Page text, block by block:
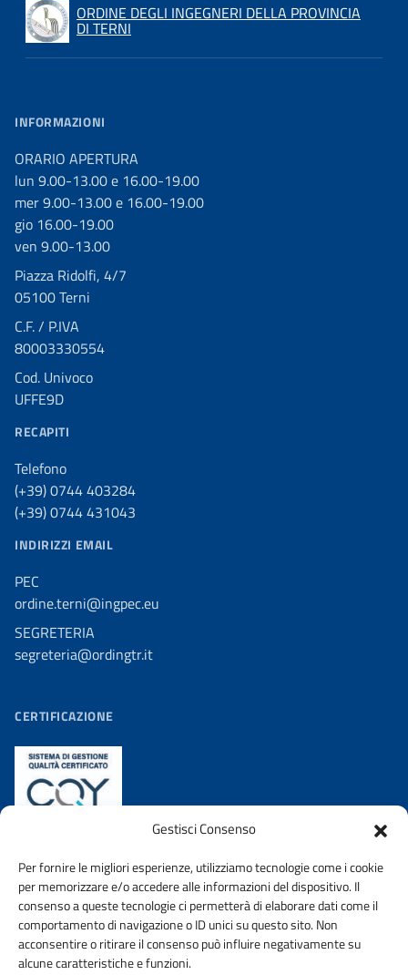
Gestisci Consenso
Per fornire le migliori esperienze, utilizziamo tecnologie come i cookie
per memorizzare e/o accedere alle informazioni del dispositivo. Il
consenso a queste tecnologie ci permetterà di elaborare dati come il
comportamento di navigazione o ID unici su questo sito. Non
acconsentire o ritirare il consenso può influire negativamente su
alcune caratteristiche e funzioni.
ORDINE DEGLI INGEGNERI DELLA PROVINCIA
DI TERNI
INFORMAZIONI
ORARIO APERTURA
lun 9.00-13.00 e 16.00-19.00
mer 9.00-13.00 e 16.00-19.00
gio 16.00-19.00
ven 9.00-13.00
Piazza Ridolfi, 4/7
05100 Terni
C.F. / P.IVA
80003330554
Cod. Univoco
UFFE9D
RECAPITI
Telefono
(+39) 0744 403284
(+39) 0744 431043
INDIRIZZI EMAIL
PEC
ordine.terni@ingpec.eu
SEGRETERIA
segreteria@ordingtr.it
CERTIFICAZIONE
AMMINISTRAZIONE TRASPARENTE PRIVACY POLICY